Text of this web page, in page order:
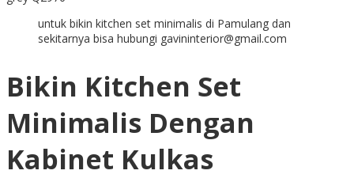
untuk bikin kitchen set minimalis di Pamulang dan
sekitarnya bisa hubungi gavininterior@gmail.com
Bikin Kitchen Set
Minimalis Dengan
Kabinet Kulkas